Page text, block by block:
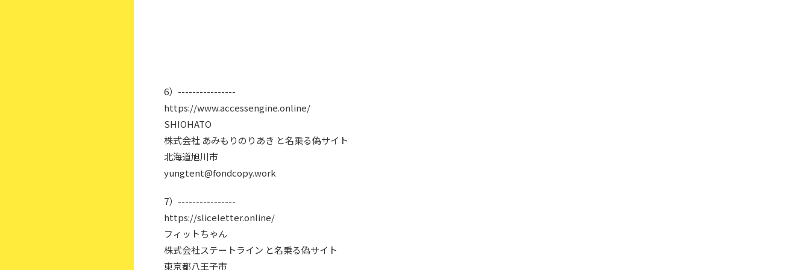
6）----------------
https://www.accessengine.online/
SHIOHATO
株式会社 あみもりのりあき と名乗る偽サイト
北海道旭川市
yungtent@fondcopy.work
7）----------------
https://sliceletter.online/
フィットちゃん
株式会社ステートライン と名乗る偽サイト
東京都八王子市